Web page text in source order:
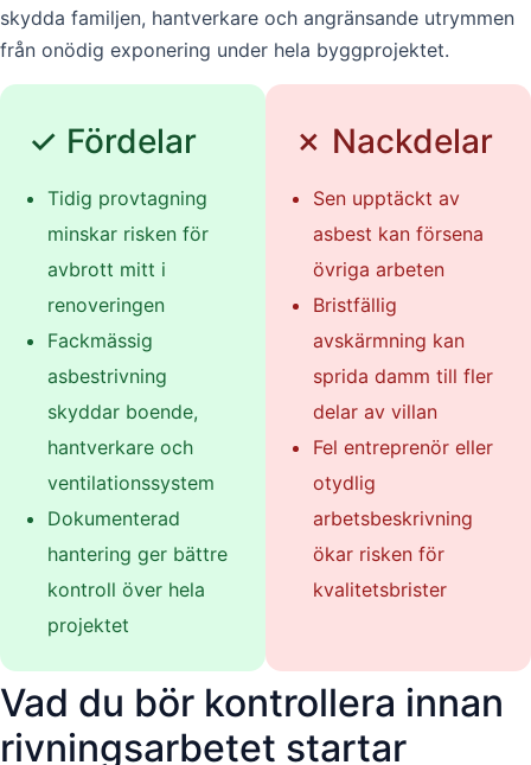
skydda familjen, hantverkare och angränsande utrymmen
från onödig exponering under hela byggprojektet.
✓ Fördelar
Tidig provtagning
minskar risken för
avbrott mitt i
renoveringen
Fackmässig
asbestrivning
skyddar boende,
hantverkare och
ventilationssystem
Dokumenterad
hantering ger bättre
kontroll över hela
projektet
✗ Nackdelar
Sen upptäckt av
asbest kan försena
övriga arbeten
Bristfällig
avskärmning kan
sprida damm till fler
delar av villan
Fel entreprenör eller
otydlig
arbetsbeskrivning
ökar risken för
kvalitetsbrister
Vad du bör kontrollera innan
rivningsarbetet startar